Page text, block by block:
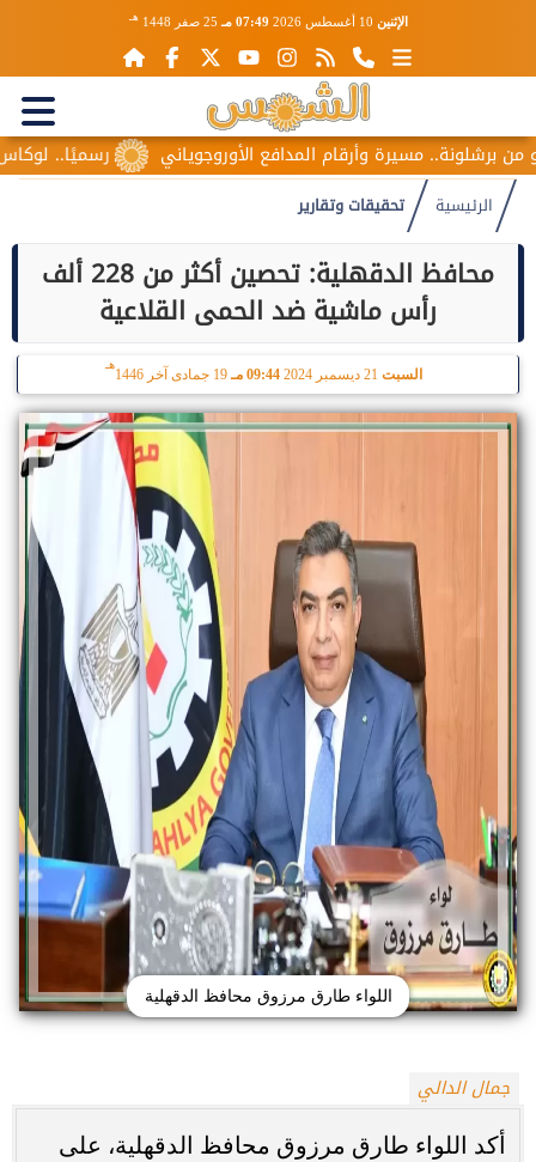
الإثنين 07:49 مـ 25 صفر 1448 هـ
رسميًا.. لوكاس ديني يعود مسيرة وأرقام المدافع الأوروجوياني
الرئيسية تحقيقات وتقارير
محافظ الدقهلية: تحصين أكثر من 228 ألف
رأس ماشية ضد الحمى القلاعية
السبت 09:44 مـ 19 جمادى آخر 1446
هـ
اللواء طارق مرزوق محافظ الدقهلية
جمال الدالي
أكد اللواء طارق مرزوق محافظ الدقهلية، على